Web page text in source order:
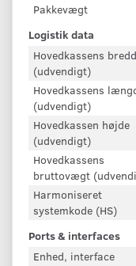
Pakkevægt
Logistik data
Hovedkassens
(udvendigt)
Hovedkassens
(udvendigt)
Hovedkassen højde
(udvendigt)
Hovedkassens
bruttovægt
Harmoniseret
systemkode (HS)
Ports & interfaces
Enhed, interface